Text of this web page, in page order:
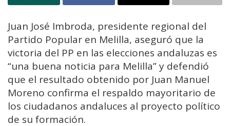
Juan José Imbroda, presidente regional del
Partido Popular en Melilla, aseguró que la
victoria del PP en las elecciones andaluzas es
“una buena noticia para Melilla” y defendió
que el resultado obtenido por Juan Manuel
Moreno confirma el respaldo mayoritario de
los ciudadanos andaluces al proyecto político
de su formación.